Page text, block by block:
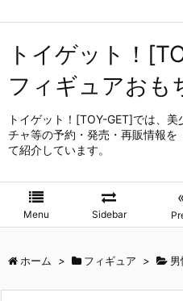
トイゲット！
フィギュアおも
トイゲット！[TOY-GET]では、
チャ等の予約・発売・再販情報を
て紹介しています。
Menu Sidebar
ホーム > フィギュア >